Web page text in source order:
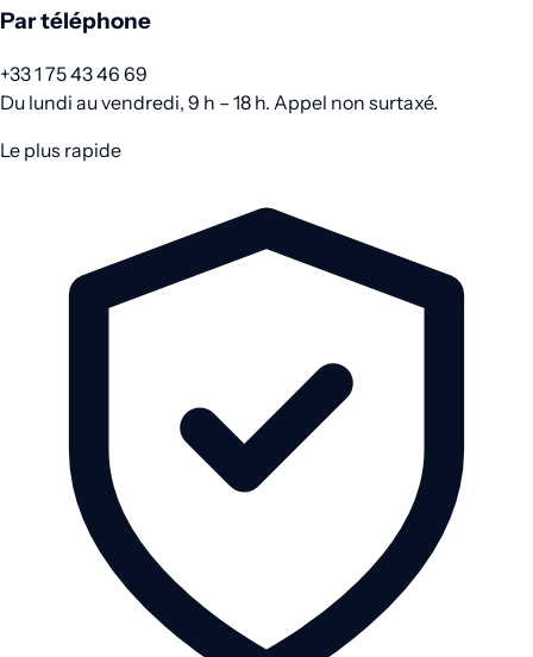
Par téléphone
+33 1 75 43 46 69
Du lundi au vendredi, 9 h – 18 h. Appel non surtaxé.
Le plus rapide